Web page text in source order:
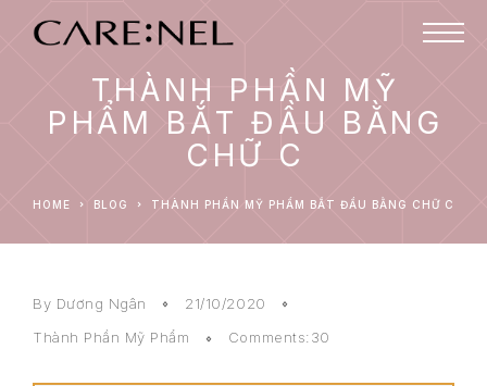
THÀNH PHẦN MỸ
PHẨM BẮT ĐẦU BẰNG
CHỮ C
HOME BLOG THÀNH PHẦN MỸ PHẨM BẮT ĐẦU BẰNG CHỮ C
By Dương Ngân
21/10/2020
Thành Phần Mỹ Phẩm
Comments:30